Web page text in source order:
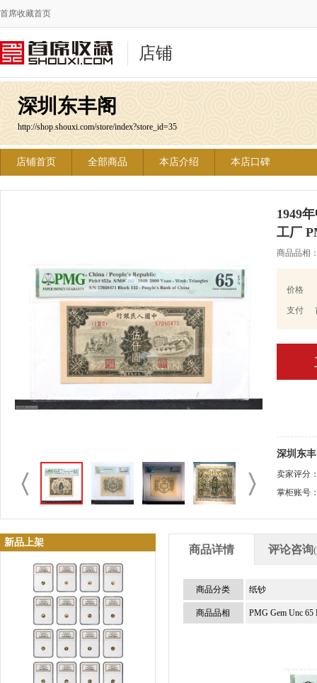
首席收藏首页
店铺
深圳东丰阁
http://shop.shouxi.com/store/index?store_id=35
店铺首页 全部商品 本店介绍 本店口碑
1949
工厂
商品品相
价格
支付
深圳东
卖家评分
掌柜账号
新品上架
商品详情 评论咨询(
商品分类 纸钞
商品品相 PMG Gem Unc 65